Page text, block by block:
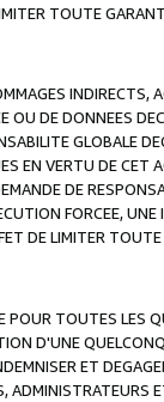
TOUTE
INDIRECTS,
DE DONNEES
GLOBALE
EN VERTU DE CET
DE
FORCEE,
DE LIMITER
POUR TOUTES LES
D'UNE
ET
ADMINISTRATEURS